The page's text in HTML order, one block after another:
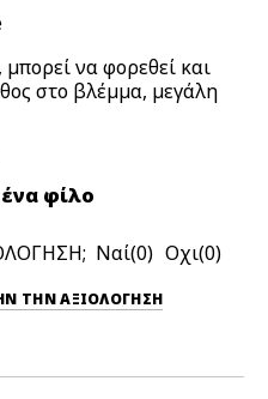
να φορεθεί και
στο βλέμμα, μεγάλη
φίλο
0 0
ΑΡΝΗΤΙΚΆ ΑΥΤΉΝ ΤΗΝ ΑΞΙΟΛΟΓΗΣΗ